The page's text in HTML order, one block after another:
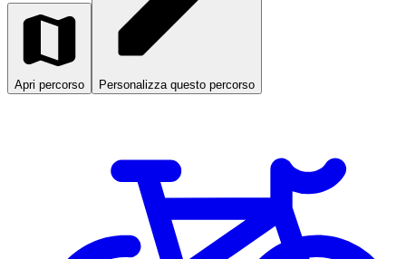
Apri percorso Personalizza questo percorso